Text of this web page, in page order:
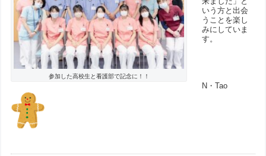
参加した高校生と看護部で記念に！！
いう方と出会
うことを楽し
みにしていま
す。
N・Tao